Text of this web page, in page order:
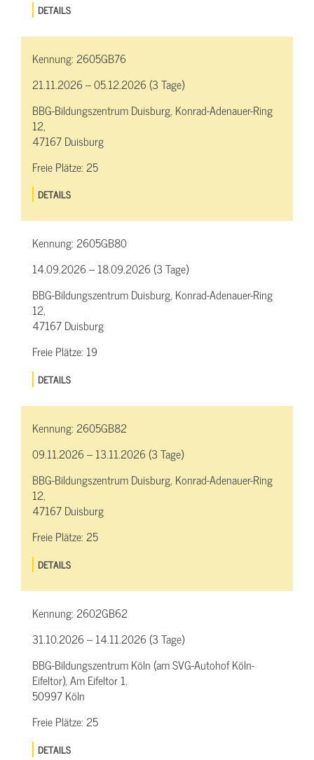
DETAILS
Kennung:2605GB76
21.11.2026 – 05.12.2026 (3 Tage)
BBG-Bildungszentrum Duisburg, Konrad-Adenauer-Ring
12,
47167 Duisburg
Freie Plätze:25
DETAILS
Kennung:2605GB80
14.09.2026 – 18.09.2026 (3 Tage)
BBG-Bildungszentrum Duisburg, Konrad-Adenauer-Ring
12,
47167 Duisburg
Freie Plätze: 19
DETAILS
Kennung:2605GB82
09.11.2026 – 13.11.2026 (3 Tage)
BBG-Bildungszentrum Duisburg, Konrad-Adenauer-Ring
12,
47167 Duisburg
Freie Plätze:25
DETAILS
Kennung:2602GB62
31.10.2026 – 14.11.2026 (3 Tage)
BBG-Bildungszentrum Köln (am SVG-Autohof Köln-
Eifeltor), Am Eifeltor 1,
50997 Köln
Freie Plätze:25
DETAILS